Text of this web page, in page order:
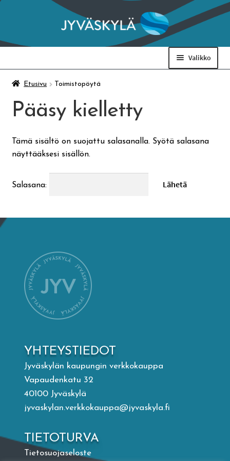
Siirry
navigointiin
Siirry
sisältöön
Valikko
Taidemuseo & Ratamo
Suomen käsityön museo
Skeittihalli
Taideapteekki
Kirjasto
Valon Kaupunki
Lasten Lysti & LystiKylä-festivaali
English
Etusivu Toimistopöytä
Pääsy kielletty
Tämä sisältö on suojattu salasanalla. Syötä salasana
näyttääksesi sisällön.
Salasana:
YHTEYSTIEDOT
Jyväskylän kaupungin verkkokauppa
Vapaudenkatu 32
40100 Jyväskylä
jyvaskylan.verkkokauppa@jyvaskyla.fi
TIETOTURVA
Tietosuojaseloste